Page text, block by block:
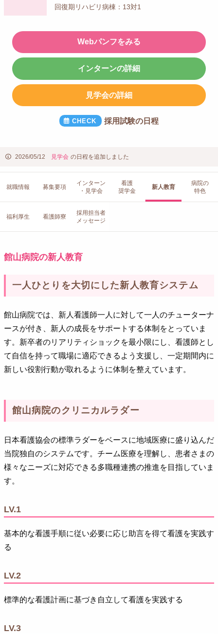
回復期リハビリ病棟：13対1
Webパンフをみる
インターンの詳細
見学会の詳細
採用試験の日程
2026/05/12 見学会 の日程を追加しました
就職情報 募集要項
インターン
・見学会
看護
奨学金
新人教育
病院の
特色
福利厚生 看護師寮
採用担当者
メッセージ
館山病院の新人教育
一人ひとりを大切にした新人教育システム
館山病院では、新人看護師一人に対して一人のチューターナ
ースが付き、新人の成長をサポートする体制をとっていま
す。新卒者のリアリティショックを最小限にし、看護師とし
て自信を持って職場に適応できるよう支援し、一定期間内に
新しい役割行動が取れるように体制を整えています。
館山病院のクリニカルラダー
日本看護協会の標準ラダーをベースに地域医療に盛り込んだ
当院独自のシステムです。チーム医療を理解し、患者さまの
様々なニーズに対応できる多職種連携の推進を目指していま
す。
LV.1
基本的な看護手順に従い必要に応じ助言を得て看護を実践す
る
LV.2
標準的な看護計画に基づき自立して看護を実践する
LV.3